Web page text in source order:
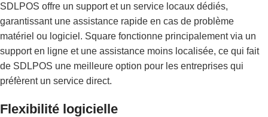
SDLPOS offre un support et un service locaux dédiés,
garantissant une assistance rapide en cas de problème
matériel ou logiciel. Square fonctionne principalement via un
support en ligne et une assistance moins localisée, ce qui fait
de SDLPOS une meilleure option pour les entreprises qui
préfèrent un service direct.
Flexibilité logicielle